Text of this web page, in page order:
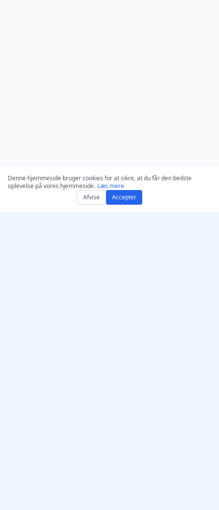
Denne hjemmeside bruger cookies for at sikre, at du får den bedste
oplevelse på vores hjemmeside. Læs mere
Afvise
Accepter